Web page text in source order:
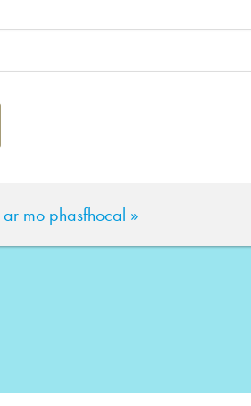
mo phasfhocal »